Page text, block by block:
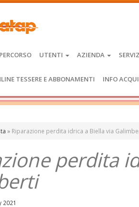
UTENTI AZIENDA
TESSERE E ABBONAMENTI INFO
» Riparazione perdita idrica a Biella via
perdita
2021